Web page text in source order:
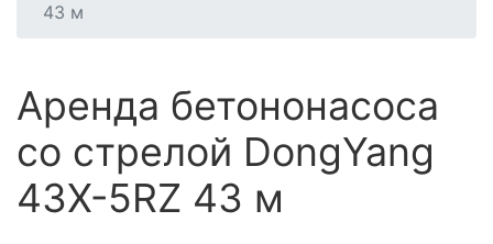
43 м
Аренда бетононасоса
со стрелой DongYang
43X-5RZ 43 м